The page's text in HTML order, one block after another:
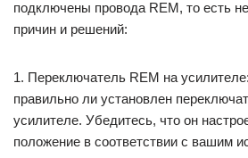
подключены провода REM, то есть
причин и решений:
1. Переключатель REM на
правильно ли установлен
усилителе. Убедитесь, что он
положение в соответствии с вашим